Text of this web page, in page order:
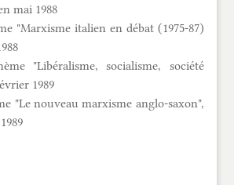
mai 1988
"Marxisme italien en débat (1975-87)
"Libéralisme, socialisme, société
1989
"Le nouveau marxisme anglo-saxon",